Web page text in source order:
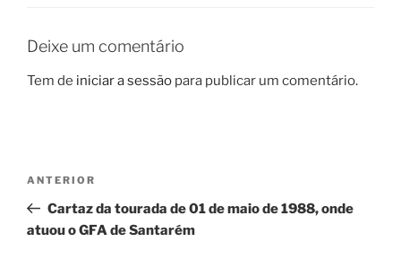
Deixe um comentário
Tem de iniciar a sessão para publicar um comentário.
artigos
Conteúdo
anterior
ANTERIOR
Cartaz da tourada de 01 de maio de 1988, onde
atuou o GFA de Santarém